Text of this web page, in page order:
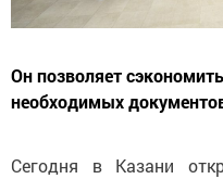
Он позволяет
необходимых
Сегодня в Казани